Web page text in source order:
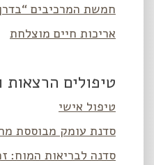
חמשת המרכיבים
אריכות חיים מוצלחת
טיפולים הרצאות
טיפול אישי
סדנת עומק מבוססת
סדנה לבריאות המוח: